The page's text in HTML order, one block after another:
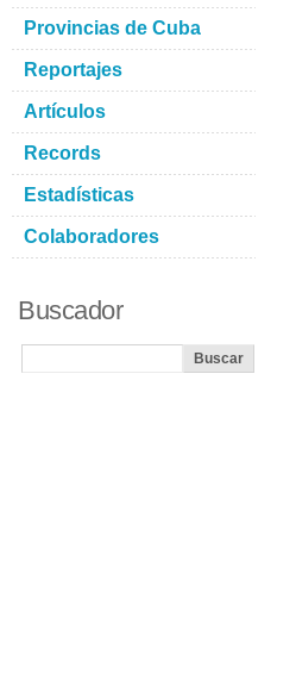
Provincias de Cuba
Reportajes
Artículos
Records
Estadísticas
Colaboradores
Buscador